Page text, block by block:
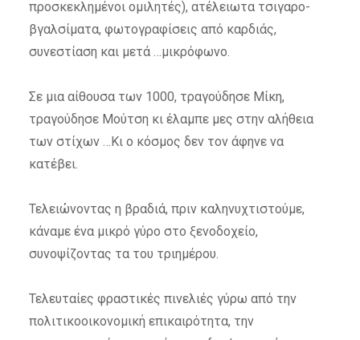
προσκεκλημένοι ομιλητές), ατέλειωτα τσιγαρο-
βγαλσίματα, φωτογραφίσεις από καρδιάς,
συνεστίαση και μετά …μικρόφωνο.
Σε μια αίθουσα των 1000, τραγούδησε Μίκη,
τραγούδησε Μούτση κι έλαμπε μες στην αλήθεια
των στίχων …Κι ο κόσμος δεν τον άφηνε να
κατέβει.
Τελειώνοντας η βραδιά, πριν καληνυχτιστούμε,
κάναμε ένα μικρό γύρο στο ξενοδοχείο,
συνοψίζοντας τα του τριημέρου.
Τελευταίες φραστικές πινελιές γύρω από την
πολιτικοοικονομική επικαιρότητα, την